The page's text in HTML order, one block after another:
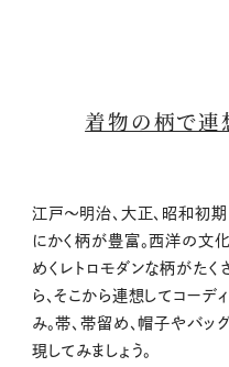
着物の柄で連
江戸～明治、大正、昭和初期
にかく柄が豊富。西洋の文
めくレトロモダンな柄がたく
ら、そこから連想してコーデ
み。帯、帯留め、帽子やバ
現してみましょう。